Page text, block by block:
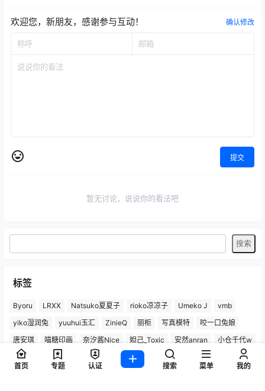
欢迎您，新朋友，感谢参与互动！ 确认修改
提交
暂无讨论，说说你的看法吧
标签
Byoru LRXX Natsuko夏夏子 rioko凉凉子 Umeko J
vmb
yiko湿润兔
yuuhui玉汇 ZinieQ 丽柜 写真模特
咬一口兔娘
唐安琪
喵糖印画 奈汐酱Nice 妲己_Toxic 安然anran
小仓千代w
尤蜜荟
徐莉芝Booty 微密圈 抖娘-利世 日奈娇
星之迟迟
首页 专题 认证 搜索 菜单 我的